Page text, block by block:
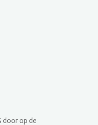
door op de